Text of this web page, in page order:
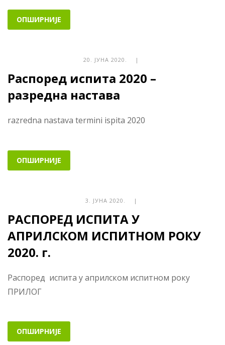
ОПШИРНИЈЕ
20. ЈУНА 2020. |
Распоред испита 2020 –
разредна настава
razredna nastava termini ispita 2020
ОПШИРНИЈЕ
3. ЈУНА 2020. |
РАСПОРЕД ИСПИТА У
АПРИЛСКОМ ИСПИТНОМ РОКУ
2020. г.
Распоред испита у априлском испитном року
ПРИЛОГ
ОПШИРНИЈЕ